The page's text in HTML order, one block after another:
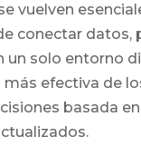
vuelven
conectar datos,
un solo entorno
efectiva de
basada